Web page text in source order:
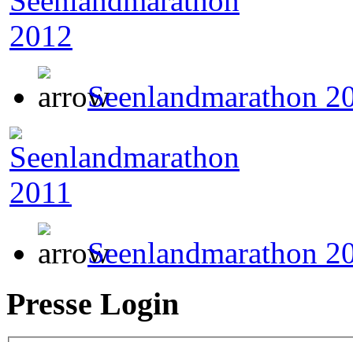
Seenlandmarathon
Seenlandmarathon
Presse Login